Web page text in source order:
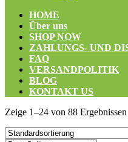
HOME
Über uns
SHOP NOW
ZAHLUNGS- UND
FAQ
VERSANDPOLITIK
BLOG
KONTAKT US
Zeige 1–24 von 88 Ergebnissen